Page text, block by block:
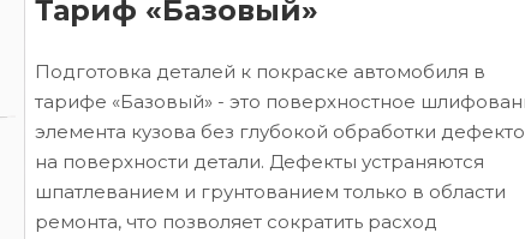
Тариф «Базовый»
Подготовка деталей к покраске автомобиля в
тарифе «Базовый» - это поверхностное
элемента кузова без глубокой обработки
на поверхности детали. Дефекты устраняются
шпатлеванием и грунтованием только в области
ремонта, что позволяет сократить расход